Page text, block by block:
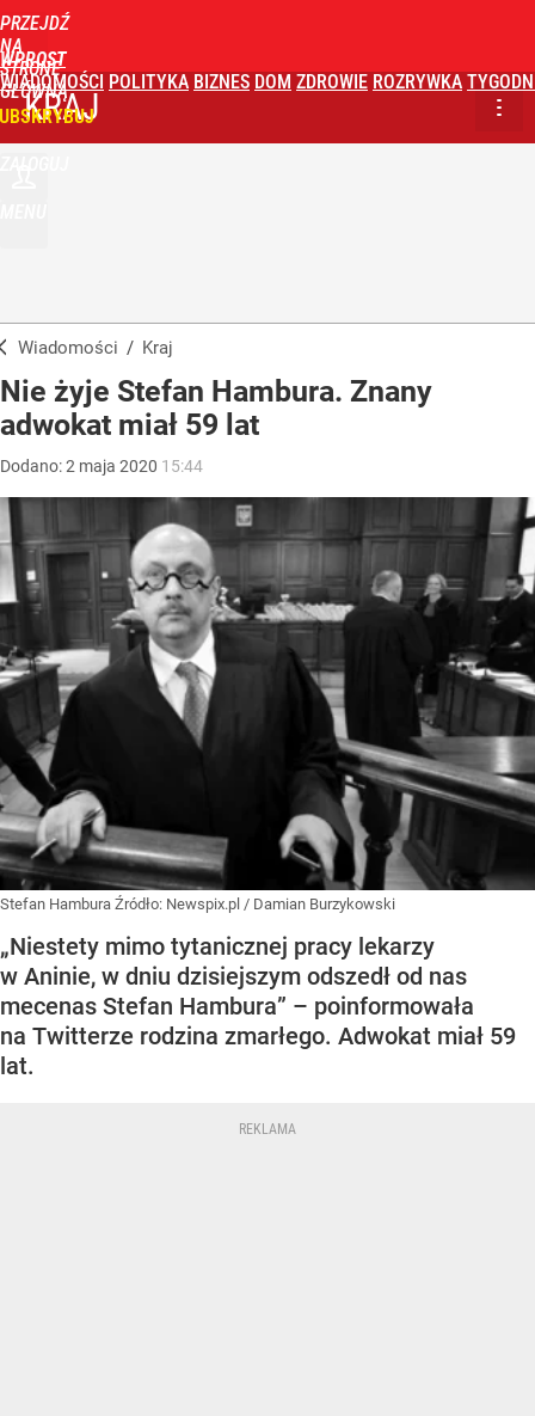
PRZEJDŹ
NA
STRONĘ
GŁÓWNĄ
WPROST
WIADOMOŚCI POLITYKA BIZNES DOM ZDROWIE ROZRYWKA
KRAJ
Wiadomości / Kraj
Nie żyje Stefan Hambura. Znany
adwokat miał 59 lat
Dodano:2 maja 2020 15:44
Stefan Hambura Źródło: Newspix.pl / Damian Burzykowski
„Niestety mimo tytanicznej pracy lekarzy
w Aninie, w dniu dzisiejszym odszedł od nas
mecenas Stefan Hambura” – poinformowała
na Twitterze rodzina zmarłego. Adwokat miał 59
lat.